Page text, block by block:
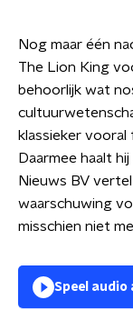
Nog maar één
The Lion King
behoorlijk wat
klassieker vooral
Daarmee haalt
Nieuws BV
waarschuwing
misschien niet
Speel audio